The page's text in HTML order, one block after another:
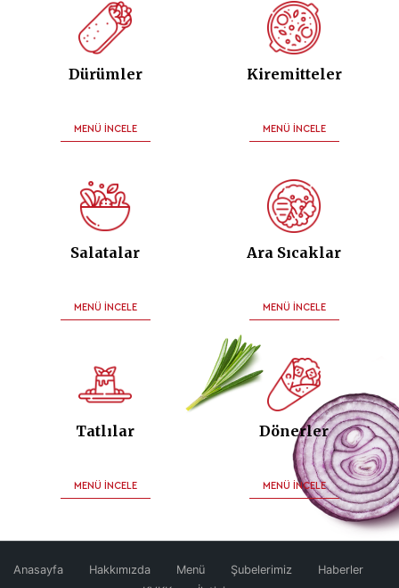
Dürümler
MENÜ İNCELE
Kiremitteler
MENÜ İNCELE
Salatalar
MENÜ İNCELE
Ara Sıcaklar
MENÜ İNCELE
Tatlılar
MENÜ İNCELE
Dönerler
MENÜ İNCELE
Anasayfa Hakkımızda Menü Şubelerimiz
Haberler